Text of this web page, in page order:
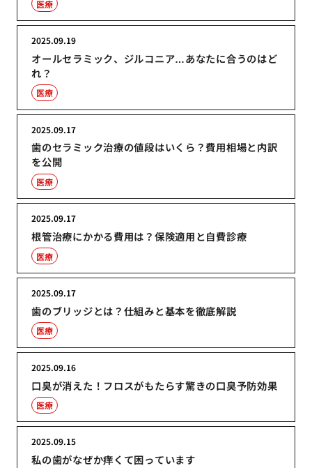
医療
オールセラミック、ジルコニア…あなたに合うのはど
れ？
2025.09.19
医療
歯のセラミック治療の値段はいくら？費用相場と内訳
を公開
2025.09.17
医療
根管治療にかかる費用は？保険適用と自費診療
2025.09.17
医療
歯のブリッジとは？仕組みと基本を徹底解説
2025.09.17
医療
口臭が消えた！フロスがもたらす驚きの口臭予防効果
2025.09.16
医療
私の歯がなぜか痒くて困っています
2025.09.15